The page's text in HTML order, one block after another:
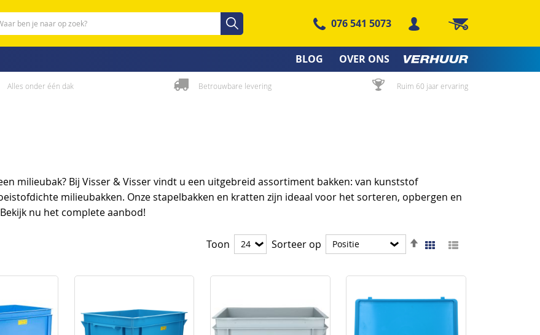
Zoeken
076 541 5073 Winkelwagen
BLOG OVER ONS
Alles onder één dak Betrouwbare levering Ruim 60 jaar ervaring
milieubak? Bij Visser & Visser vindt u een uitgebreid assortiment bakken: van kunststof
milieubakken. Onze stapelbakken en kratten zijn ideaal voor het sorteren, opbergen en
nu het complete aanbod!
Tonen
Foto-
tabel
Toon Sorteer op
Van
naar
sorteren